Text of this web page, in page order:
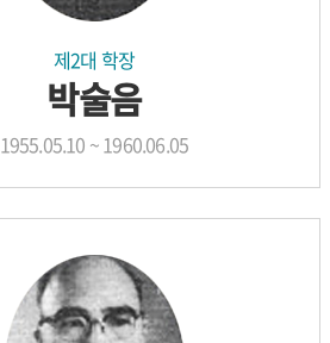
제2대 학장
박술음
1955.05.10 ~ 1960.06.05